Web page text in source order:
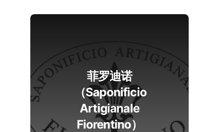
菲罗迪诺
（Saponificio
Artigianale
Fiorentino）